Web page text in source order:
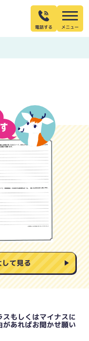
電話する
て見る
もしくはマイナスに
あればお聞かせ願い